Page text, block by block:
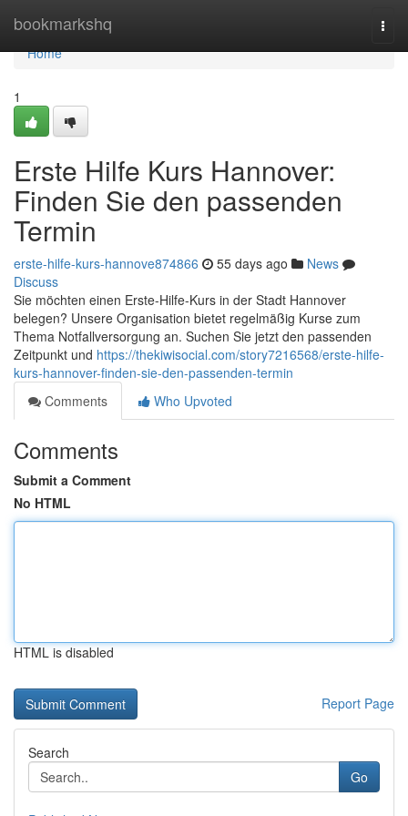
bookmarkshq
Home
Home
1
Erste Hilfe Kurs Hannover:
Finden Sie den passenden
Termin
erste-hilfe-kurs-hannove874866 55 days ago
News
Discuss
Sie möchten einen Erste-Hilfe-Kurs in der Stadt Hannover
belegen? Unsere Organisation bietet regelmäßig Kurse zum
Thema Notfallversorgung an. Suchen Sie jetzt den passenden
Zeitpunkt und https://thekiwisocial.com/story7216568/erste-hilfe-
kurs-hannover-finden-sie-den-passenden-termin
Comments
Who Upvoted
Comments
Submit a Comment
No HTML
HTML is disabled
Report Page
Search
Go